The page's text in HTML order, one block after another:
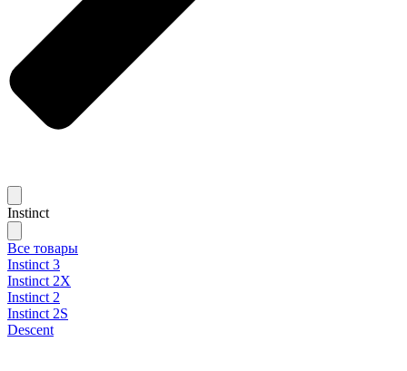
Instinct
Все товары
Instinct 3
Instinct 2X
Instinct 2
Instinct 2S
Descent